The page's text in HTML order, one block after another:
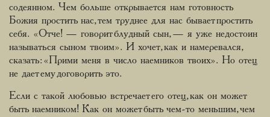
содеянном. Чем больше открывается нам готовность
Божия простить нас, тем труднее для нас бывает простить
себя. «Отче! — говорит блудный сын, — я уже недостоин
называться сыном твоим». И хочет, как и намеревался,
сказать: «Прими меня в число наемников твоих». Но отец
не дает ему договорить это.
Если с такой любовью встречает его отец, как он может
быть наемником! Как он может быть чем-то меньшим, чем